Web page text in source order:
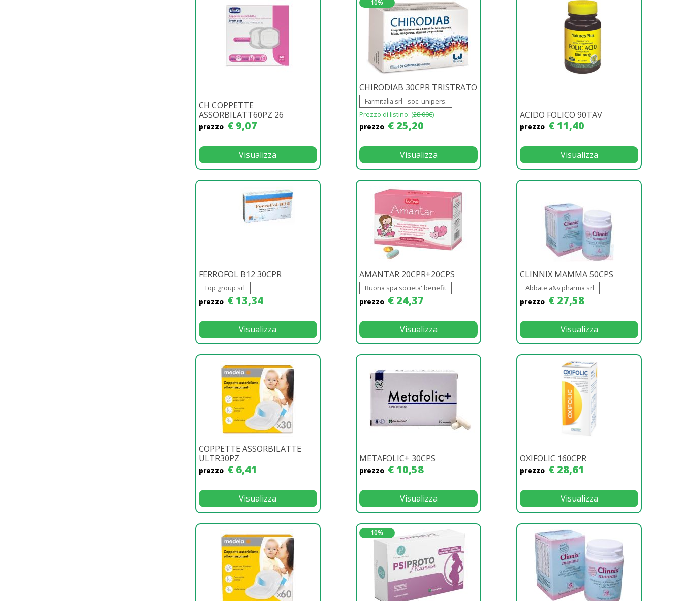
CH COPPETTE
ASSORBILATT60PZ 26
prezzo € 9,07
Visualizza
10%
CHIRODIAB 30CPR TRISTRATO
Farmitalia srl - soc. unipers.
Prezzo di listino: (28.00€)
prezzo € 25,20
Visualizza
ACIDO FOLICO 90TAV
prezzo € 11,40
Visualizza
FERROFOL B12 30CPR
Top group srl
prezzo € 13,34
Visualizza
AMANTAR 20CPR+20CPS
Buona spa societa' benefit
prezzo € 24,37
Visualizza
CLINNIX MAMMA 50CPS
Abbate a&v pharma srl
prezzo € 27,58
Visualizza
COPPETTE ASSORBILATTE
ULTR30PZ
prezzo € 6,41
Visualizza
METAFOLIC+ 30CPS
prezzo € 10,58
Visualizza
OXIFOLIC 160CPR
prezzo € 28,61
Visualizza
10%